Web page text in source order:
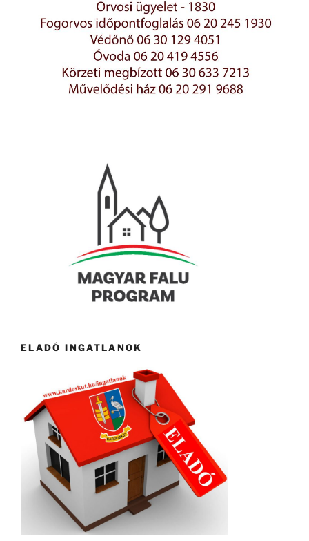
ELADÓ INGATLANOK